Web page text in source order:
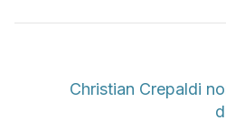
Christian Crepaldi